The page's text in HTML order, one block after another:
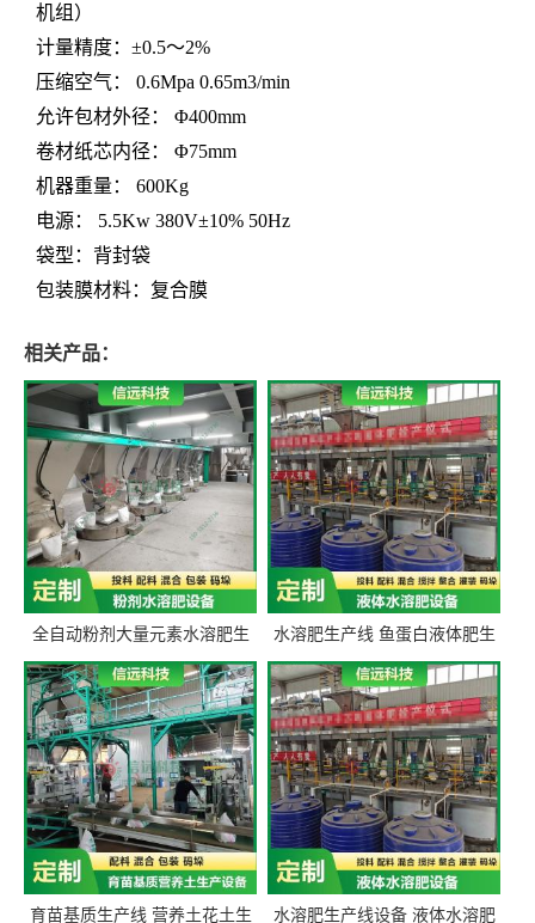
机组）
计量精度： ±0.5～2%
压缩空气：
0.6Mpa 0.65m3/min
允许包材外径：
Φ400mm
卷材纸芯内径：
Φ75mm
机器重量：
600Kg
电源： 5.5Kw 380V±10% 50Hz
袋型：背封袋
包装膜材料：复合膜
相关产品：
全自动粉剂大量元素水溶肥生
产设备 信远科技肥料生产设备
源头厂家
水溶肥生产线 鱼蛋白液体肥生
产设备 氨基酸液态肥全套设备
育苗基质生产线 营养土花土生 水溶肥生产线设备 液体水溶肥